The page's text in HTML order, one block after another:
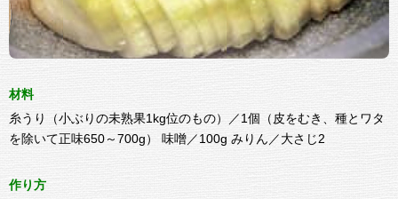
材料
糸うり（小ぶりの未熟果1kg位のもの）／1個（皮をむき、種とワタ
を除いて正味650～700g） 味噌／100g みりん／大さじ2
作り方